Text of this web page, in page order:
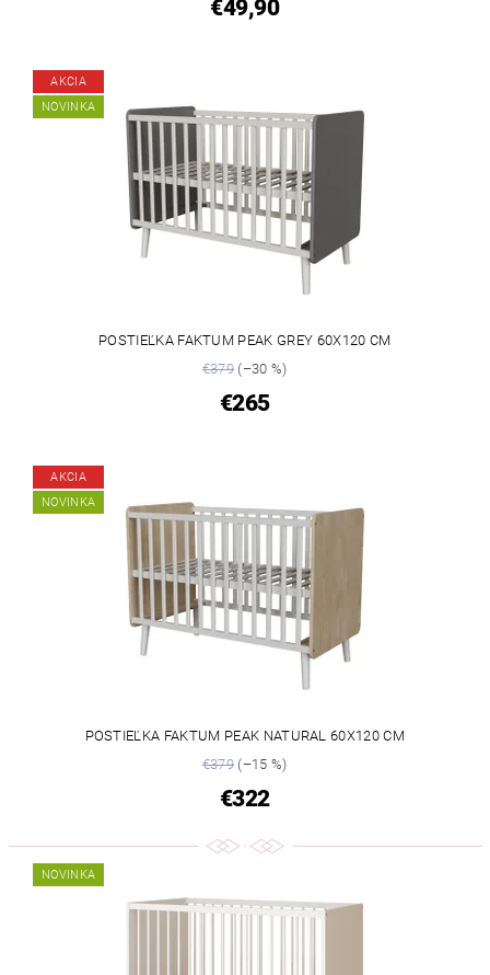
€49,90
AKCIA
NOVINKA
POSTIEĽKA FAKTUM PEAK GREY 60X120 CM
€379 (–30 %)
€265
AKCIA
NOVINKA
POSTIEĽKA FAKTUM PEAK NATURAL 60X120 CM
€379 (–15 %)
€322
NOVINKA